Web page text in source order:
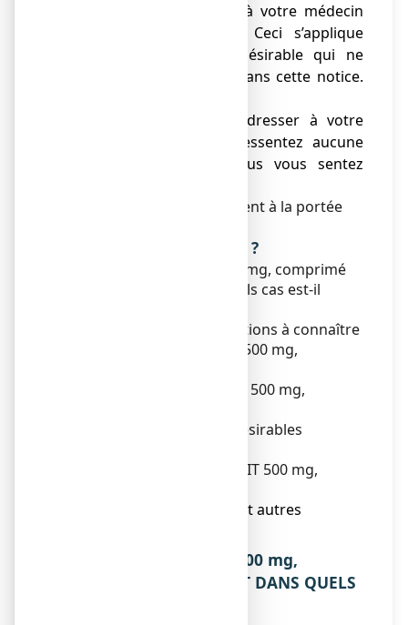
indésirables, parlez-en à votre médecin
ou votre pharmacien. Ceci s’applique
aussi à tout effet indésirable qui ne
serait pas mentionné dans cette notice.
● Vous devez vous adresser à votre
médecin si vous ne ressentez aucune
amélioration ou si vous vous sentez
Ne laissez pas ce médicament à la portée
Que contient cette notice ?
1. Qu'est-ce que CACIT 500 mg, comprimé
effervescent et dans quels cas est-il
2. Quelles sont les informations à connaître
avant de prendre CACIT 500 mg,
3. Comment prendre CACIT 500 mg,
4. Quels sont les effets indésirables
5. Comment conserver CACIT 500 mg,
6. Contenu de l’emballage et autres
1. QU’EST-CE QUE CACIT 500 mg,
comprimé effervescent ET DANS QUELS